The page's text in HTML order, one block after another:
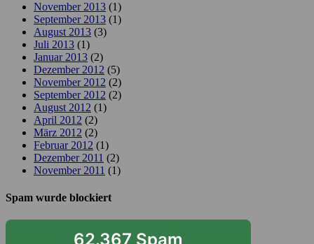
November 2013 (1)
September 2013 (1)
August 2013 (3)
Juli 2013 (1)
Januar 2013 (2)
Dezember 2012 (5)
November 2012 (2)
September 2012 (2)
August 2012 (1)
April 2012 (2)
März 2012 (2)
Februar 2012 (1)
Dezember 2011 (2)
November 2011 (1)
Spam wurde blockiert
62.367 Spam